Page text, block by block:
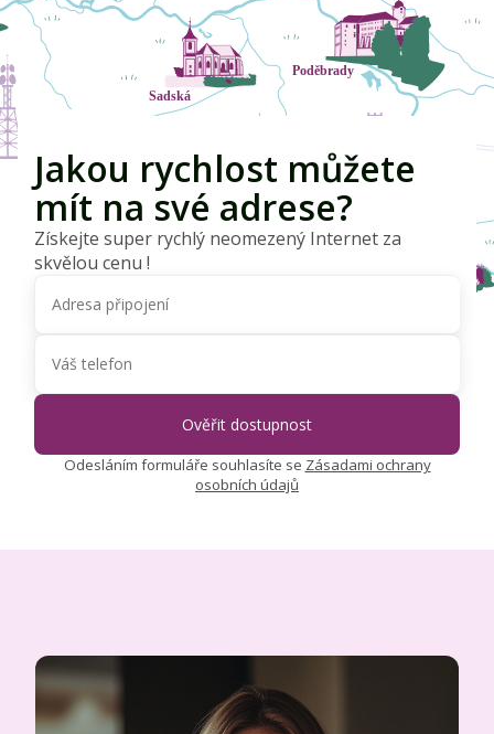
Jakou rychlost můžete
mít na své adrese?
Získejte super rychlý neomezený Internet za
skvělou cenu !
Odesláním formuláře souhlasíte se Zásadami ochrany
osobních údajů